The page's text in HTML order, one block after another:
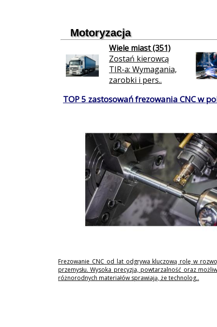
Motoryzacja
Wiele miast (351)
Zostań kierowcą
TIR-a: Wymagania,
zarobki i pers..
TOP 5 zastosowań frezowania CNC w
Frezowanie CNC od lat odgrywa kluczową rolę w
przemysłu. Wysoka precyzja, powtarzalność oraz
różnorodnych materiałów sprawiają, że technolog..